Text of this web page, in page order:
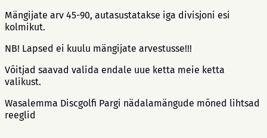
Mängijate arv 45-90, autasustatakse iga divisjoni esi
kolmikut.
NB! Lapsed ei kuulu mängijate arvestusse!!!
Võitjad saavad valida endale uue ketta meie ketta
valikust.
Wasalemma Discgolfi Pargi nädalamängude mõned lihtsad
reeglid